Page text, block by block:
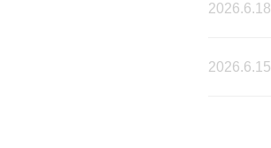
2026.6.18
2026.6.15